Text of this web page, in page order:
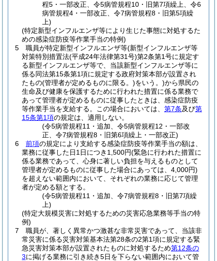
程5・一部改正、令5病管規程10・旧第7項繰上、令6
病管規程4・一部改正、令7病管規程8・旧第5項繰
上)
(特定新型インフルエンザ等により生じた事態に対処するた
めの感染症防疫等作業手当の特例)
5
職員が特定新型インフルエンザ等(新型インフルエンザ等
対策特別措置法(平成24年法律第31号)第2条第1号に規定す
る新型インフルエンザ等で、当該新型インフルエンザ等に
係る同法第15条第1項に規定する政府対策本部が設置され
たもの(管理者が定めるものに限る。)をいう。)から県民の
生命及び健康を保護するために行われた措置に係る業務で
あって管理者が定めるものに従事したときは、感染症防疫
等作業手当を支給する。
この場合においては、 第7条及び第
15条第1項の規定は、適用しない。
(令5病管規程11・追加、令5病管規程12・一部改
正、令7病管規程8・旧第6項繰上・一部改正)
6
前項の規定により支給する感染症防疫等作業手当の額は、
業務に従事した日1日につき1,500円(緊急に行われた措置に
係る業務であって、心身に著しい負担を与えるものとして
管理者が定めるものに従事した場合にあっては、4,000円)
を超えない範囲内において、それぞれの業務に応じて管理
者が定める額とする。
(令5病管規程11・追加、令7病管規程8・旧第7項繰
上)
(特定大規模災害に対処するための災害応急業務等手当の特
例)
7
職員が、著しく異常かつ激甚な非常災害であって、当該非
常災害に係る災害対策基本法第28条の2第1項に規定する緊
急災害対策本部が設置されたものに対処するため第12条の
3に掲げる業務に引き続き5日を下らない範囲内において管